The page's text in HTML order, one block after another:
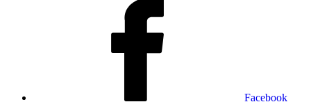
Facebook